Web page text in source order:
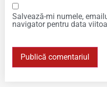
Salvează-mi numele,
navigator pentru data